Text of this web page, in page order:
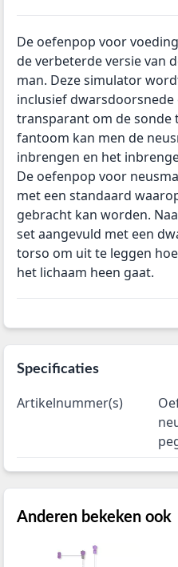
De oefenpop voor
de verbeterde versie van
man. Deze simulator
inclusief dwarsdoorsnede
transparant om de
fantoom kan men de
inbrengen en het
De oefenpop voor
met een standaard
gebracht kan worden.
set aangevuld met een
torso om uit te leggen
het lichaam heen gaat.
Specificaties
Artikelnummer(s)
Anderen bekeken ook